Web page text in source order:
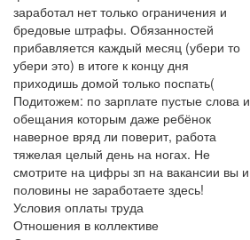
заработал нет только ограничения и
бредовые штрафы. Обязанностей
прибавляется каждый месяц (убери то
убери это) в итоге к концу дня
приходишь домой только поспать(
Подитожем: по зарплате пустые слова и
обещания которым даже ребёнок
наверное вряд ли поверит, работа
тяжелая целый день на ногах. Не
смотрите на цифры зп на вакансии вы и
половины не заработаете здесь!
Условия оплаты труда
Отношения в коллективе